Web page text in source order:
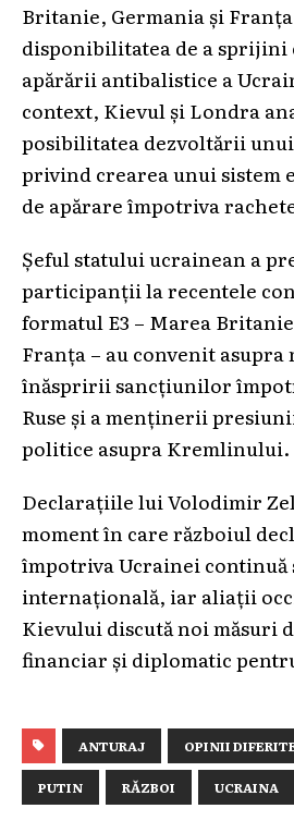
Britanie, Germania și
disponibilitatea de a sprijini
apărării antibalistice a
context, Kievul și Londra
posibilitatea dezvoltării
privind crearea unui sistem
de apărare împotriva
Șeful statului ucrainean a
participanții la recentele
formatul E3 – Marea
Franța – au convenit asupra
înăspririi sancțiunilor
Ruse și a menținerii
politice asupra Kremlinului.
Declarațiile lui Volodimir
moment în care războiul
împotriva Ucrainei continuă
internațională, iar aliații
Kievului discută noi măsuri
financiar și diplomatic
ANTURAJ OPINII
PUTIN RĂZBOI UCRAINA